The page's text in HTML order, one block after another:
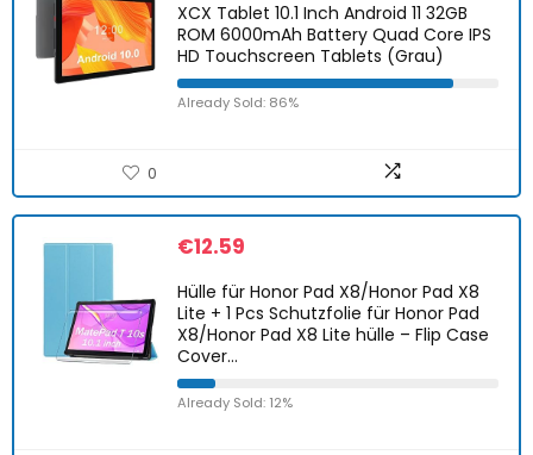
XCX Tablet 10.1 Inch Android 11 32GB
ROM 6000mAh Battery Quad Core IPS
HD Touchscreen Tablets (Grau)
Already Sold: 86%
0
€12.59
Hülle für Honor Pad X8/Honor Pad X8
Lite + 1 Pcs Schutzfolie für Honor Pad
X8/Honor Pad X8 Lite hülle – Flip Case
Cover…
Already Sold: 12%